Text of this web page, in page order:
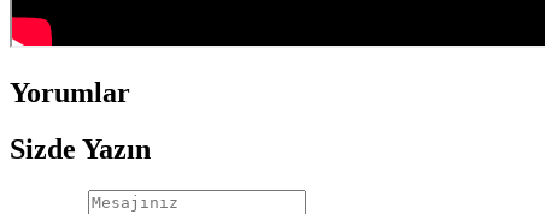
Yorumlar
Sizde Yazın